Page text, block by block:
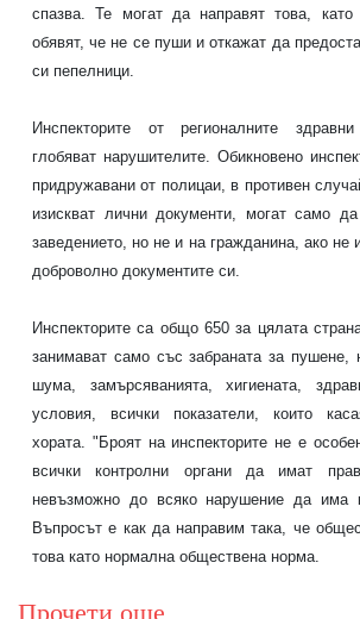
спазва. Те могат да направят това,
обявят, че не се пуши и откажат да
си пепелници.
Инспекторите от регионалните
глобяват нарушителите. Обикновено
придружавани от полицаи, в противен
изискват лични документи, могат само
заведението, но не и на гражданина, ако не
доброволно документите си.
Инспекторите са общо 650 за цялата
занимават само със забраната за пушене,
шума, замърсяванията, хигиената,
условия, всички показатели, които
хората. "Броят на инспекторите не е
всички контролни органи да имат
невъзможно до всяко нарушение да има
Въпросът е как да направим така, че
това като нормална обществена норма
Прочети още